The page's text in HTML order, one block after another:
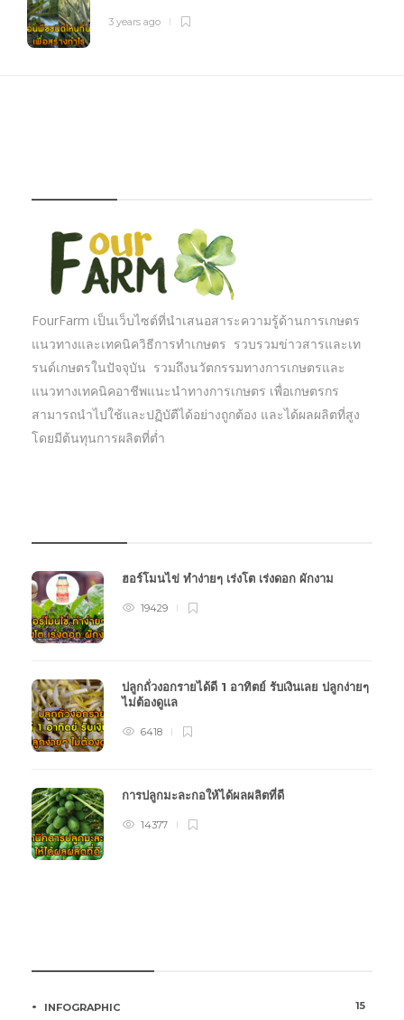
3 years ago
FourFarm เป็นเว็บไซต์ที่นำเสนอสาระความรู้ด้านการเกษตร
แนวทางและเทคนิควิธีการทำเกษตร รวบรวมข่าวสารและเท
รนด์เกษตรในปัจจุบัน รวมถึงนวัตกรรมทางการเกษตรและ
แนวทางเทคนิคอาชีพแนะนำทางการเกษตร เพื่อเกษตรกร
สามารถนำไปใช้และปฏิบัตืได้อย่างถูกต้อง และได้ผลผลิตที่สูง
โดยมีต้นทุนการผลิตที่ต่ำ
ฮอร์โมนไข่ ทำง่ายๆ เร่งโต เร่งดอก ผักงาม
19429
ปลูกถั่วงอกรายได้ดี 1 อาทิตย์ รับเงินเลย ปลูกง่ายๆ
ไม่ต้องดูแล
6418
การปลูกมะละกอให้ได้ผลผลิตที่ดี
14377
INFOGRAPHIC 15